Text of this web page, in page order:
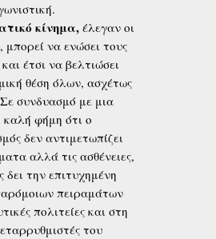
κίνημα, έλεγαν οι
μπορεί να ενώσει τους
έτσι να βελτιώσει
θέση όλων, ασχέτως
συνδυασμό με μια
καλή φήμη ότι ο
δεν αντιμετωπίζει
αλλά τις ασθένειες,
δει την επιτυχημένη
πειραμάτων
πολιτείες και στη
του